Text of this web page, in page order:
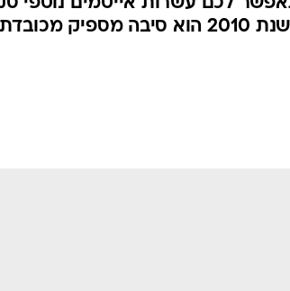
אבל גם שער מלא זימה על גליון GQ הראשון לשנת 2010 הוא סיבה מספיק מכובדת